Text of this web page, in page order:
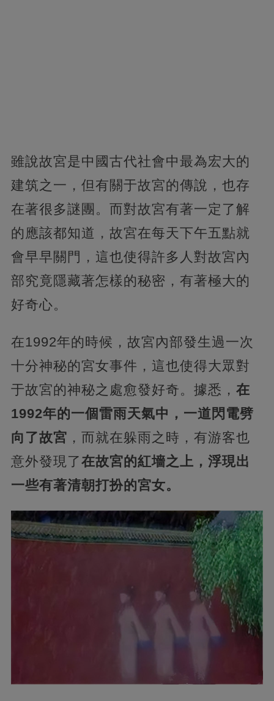
雖說故宮是中國古代社會中最為宏大的
建筑之一，但有關于故宮的傳說，也存
在著很多謎團。而對故宮有著一定了解
的應該都知道，故宮在每天下午五點就
會早早關門，這也使得許多人對故宮內
部究竟隱藏著怎樣的秘密，有著極大的
好奇心。
在1992年的時候，故宮內部發生過一次
十分神秘的宮女事件，這也使得大眾對
于故宮的神秘之處愈發好奇。據悉， 在
1992年的一個雷雨天氣中，一道閃電劈
向了故宮 ，而就在躲雨之時，有游客也
意外發現了在故宮的紅墻之上，浮現出
一些有著清朝打扮的宮女。